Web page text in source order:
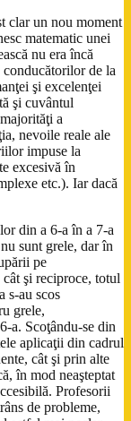
clar un nou moment
matematic unei
nu era încă
conducătorilor de la
şi excelenţei
şi cuvântul
a
nevoile reale ale
impuse la
excesivă în
etc.). Iar dacă
din a 6-a în a 7-a
sunt grele, dar în
pe
şi reciproce, totul
s-au scos
grele,
a. Scoţându-se din
aplicaţii din cadrul
cât şi prin alte
în mod neaşteptat
Profesorii
de probleme,